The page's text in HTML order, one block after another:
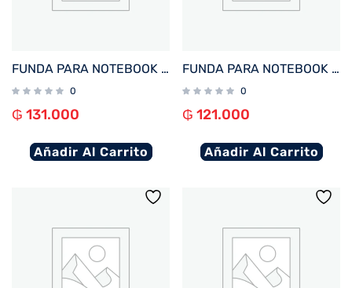
FUNDA PARA NOTEBOOK FTX SEDA-CR 15.6″ CREMA
0
₲ 131.000
Añadir Al Carrito
FUNDA PARA NOTEBOOK FTX SEDA-LV 14.1″ LAVANDA
0
₲ 121.000
Añadir Al Carrito